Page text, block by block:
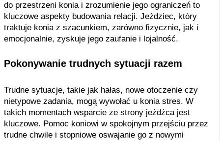
do przestrzeni konia i zrozumienie jego ograniczeń to
kluczowe aspekty budowania relacji. Jeździec, który
traktuje konia z szacunkiem, zarówno fizycznie, jak i
emocjonalnie, zyskuje jego zaufanie i lojalność.
Pokonywanie trudnych sytuacji razem
Trudne sytuacje, takie jak hałas, nowe otoczenie czy
nietypowe zadania, mogą wywołać u konia stres. W
takich momentach wsparcie ze strony jeźdźca jest
kluczowe. Pomoc koniowi w spokojnym przejściu przez
trudne chwile i stopniowe oswajanie go z nowymi